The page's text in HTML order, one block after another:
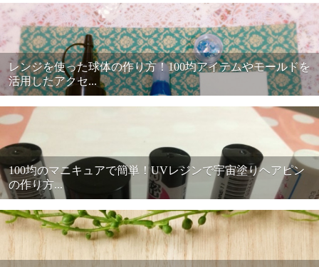
レンジを使った球体の作り方！100均アイテムやモールドを
活用したアクセ...
100均のマニキュアで簡単！UVレジンで宇宙塗りヘアピン
の作り方...